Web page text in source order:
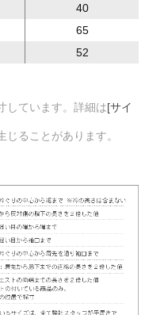
40
65
52
しています。詳細は[サイ
ることがあります。